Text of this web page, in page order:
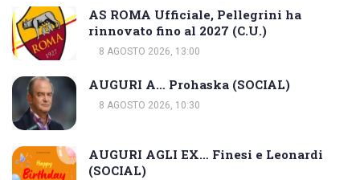
AS ROMA Ufficiale, Pellegrini ha
rinnovato fino al 2027 (C.U.)
8 AGOSTO 2026, 13:00
AUGURI A… Prohaska (SOCIAL)
8 AGOSTO 2026, 10:30
AUGURI AGLI EX… Finesi e Leonardi
(SOCIAL)